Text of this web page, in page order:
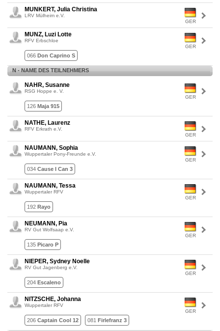
GER
MUNKERT, Julia Christina
LRV Mülheim e.V.
GER
MUNZ, Luzi Lotte
RFV Erbschloe
066 Don Caprino S
N - NAME DES TEILNEHMERS
GER
NAHR, Susanne
RSG Hoppe e. V.
126 Maja 915
GER
NATHE, Laurenz
RFV Erkrath e.V.
GER
NAUMANN, Sophia
Wuppertaler Pony-Freunde e.V.
034 Cause I Can 3
GER
NAUMANN, Tessa
Wuppertaler RFV
192 Rayo
GER
NEUMANN, Pia
RV Gut Wolfsaap e.V.
135 Picaro P
GER
NIEPER, Sydney Noelle
RV Gut Jagenberg e.V.
204 Escaleno
GER
NITZSCHE, Johanna
Wuppertaler RFV
206 Captain Cool 12 081 Firlefranz 3